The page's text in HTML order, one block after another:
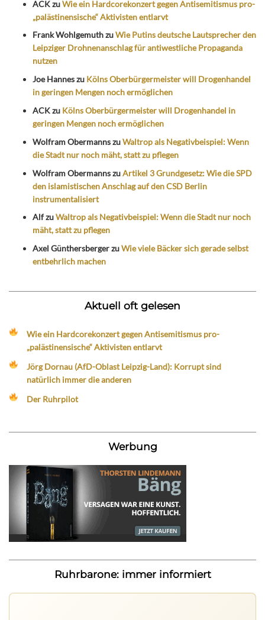
ACKzuWie ein Hardcorekonzert gegen Antisemitismus pro-
„palästinensische“ Aktivisten entlarvt
Frank WohlgemuthzuWie Putins deutsche Lautsprecher den
Leipziger Drohnenanschlag für antiwestliche Propaganda
nutzen
Joe Hanneszu Kölns Oberbürgermeister will Drogenhandel
in geringen Mengen noch ermöglichen
ACKzu Kölns Oberbürgermeister will Drogenhandel in
geringen Mengen noch ermöglichen
Wolfram ObermannszuWaltrop als Negativbeispiel: Wenn
die Stadt nur noch mäht, statt zu pflegen
Wolfram ObermannszuArtikel 3 Grundgesetz: Wie die SPD
den islamistischen Anschlag auf den CSD Berlin
instrumentalisiert
AlfzuWaltrop als Negativbeispiel: Wenn die Stadt nur noch
mäht, statt zu pflegen
Axel GünthersbergerzuWie viele Bäcker sich gerade selbst
entbehrlich machen
Aktuell oft gelesen
Wie ein Hardcorekonzert gegen Antisemitismus pro-
„palästinensische“ Aktivisten entlarvt
Jörg Dornau (AfD-Oblast Leipzig-Land): Korrupt sind
natürlich immer die anderen
Der Ruhrpilot
Werbung
Ruhrbarone: immer informiert